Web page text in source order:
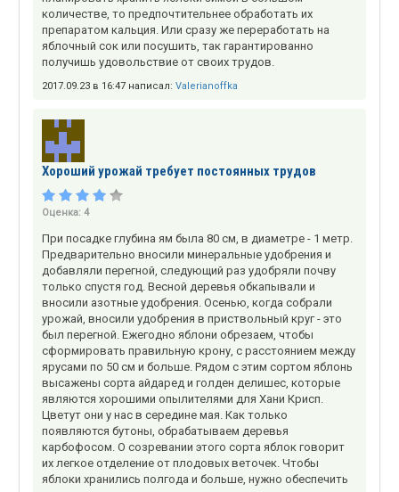
количестве, то предпочтительнее обработать их
препаратом кальция. Или сразу же переработать на
яблочный сок или посушить, так гарантированно
получишь удовольствие от своих трудов.
2017.09.23 в 16:47 написал: Valerianoffka
Хороший урожай требует постоянных трудов
Оценка: 4
При посадке глубина ям была 80 см, в диаметре - 1 метр.
Предварительно вносили минеральные удобрения и
добавляли перегной, следующий раз удобряли почву
только спустя год. Весной деревья обкапывали и
вносили азотные удобрения. Осенью, когда собрали
урожай, вносили удобрения в приствольный круг - это
был перегной. Ежегодно яблони обрезаем, чтобы
сформировать правильную крону, с расстоянием между
ярусами по 50 см и больше. Рядом с этим сортом яблонь
высажены сорта айдаред и голден делишес, которые
являются хорошими опылителями для Хани Крисп.
Цветут они у нас в середине мая. Как только
появляются бутоны, обрабатываем деревья
карбофосом. О созревании этого сорта яблок говорит
их легкое отделение от плодовых веточек. Чтобы
яблоки хранились полгода и больше, нужно обеспечить